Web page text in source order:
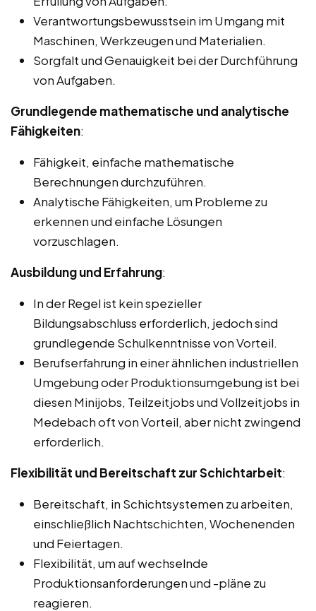
Verantwortungsbewusstsein im Umgang mit
Maschinen, Werkzeugen und Materialien.
Sorgfalt und Genauigkeit bei der Durchführung
von Aufgaben.
Grundlegende mathematische und analytische
Fähigkeiten:
Fähigkeit, einfache mathematische
Berechnungen durchzuführen.
Analytische Fähigkeiten, um Probleme zu
erkennen und einfache Lösungen
vorzuschlagen.
Ausbildung und Erfahrung:
In der Regel ist kein spezieller
Bildungsabschluss erforderlich, jedoch sind
grundlegende Schulkenntnisse von Vorteil.
Berufserfahrung in einer ähnlichen industriellen
Umgebung oder Produktionsumgebung ist bei
diesen Minijobs, Teilzeitjobs und Vollzeitjobs in
Medebach oft von Vorteil, aber nicht zwingend
erforderlich.
Flexibilität und Bereitschaft zur Schichtarbeit:
Bereitschaft, in Schichtsystemen zu arbeiten,
einschließlich Nachtschichten, Wochenenden
und Feiertagen.
Flexibilität, um auf wechselnde
Produktionsanforderungen und -pläne zu
reagieren.